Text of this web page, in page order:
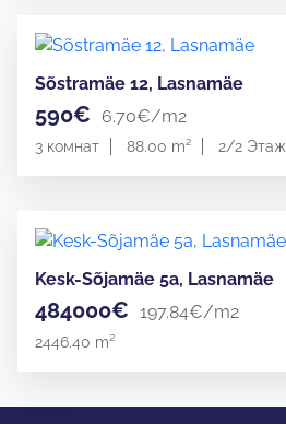
Sõstramäe 12, Lasnamäe
590€ 6.70€/m2
3 комнат 88.00 m² 2/2 Этаж
Kesk-Sõjamäe 5a, Lasnamäe
484000€ 197.84€/m2
2446.40 m²